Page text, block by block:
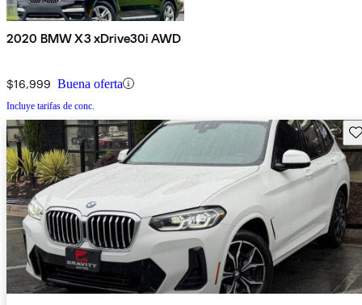
2020 BMW X3 xDrive30i AWD
$16,999 Buena oferta
Incluye tarifas de conc.